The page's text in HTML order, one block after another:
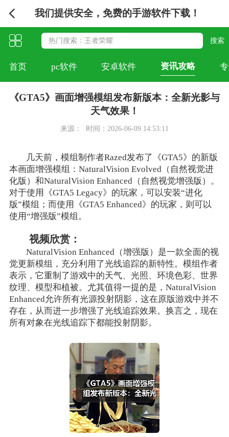
我们提供安全，免费的手游软件下载！
首页 pc软件 安卓软件 资讯攻略
《GTA5》画面增强模组发布新版本：全新光影与
天气效果！
来源： 时间：2026-06-09 14:53:11
几天前，模组制作者Razed发布了《GTA5》的新版
本画面增强模组：NaturalVision Evolved（自然视觉进
化版）和NaturalVision Enhanced（自然视觉增强版）。
对于使用《GTA5 Legacy》的玩家，可以安装“进化
版”模组；而使用《GTA5 Enhanced》的玩家，则可以
使用“增强版”模组。
视频欣赏：
NaturalVision Enhanced（增强版）是一款全面的视
觉更新模组，充分利用了光线追踪的新特性。模组作者
表示，它重制了游戏中的天气、光照、环境色彩、世界
纹理、模型和植被。尤其值得一提的是，NaturalVision
Enhanced允许所有光源投射阴影，这在原版游戏中并不
存在，从而进一步增强了光线追踪效果。换言之，现在
所有对象在光线追踪下都能投射阴影。